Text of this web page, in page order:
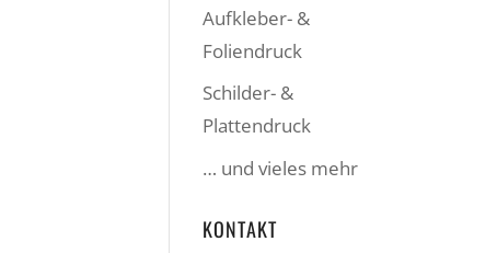
Aufkleber- &
Foliendruck
Schilder- &
Plattendruck
… und vieles mehr
KONTAKT